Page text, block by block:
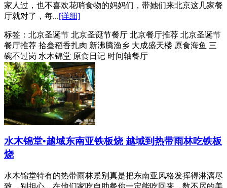
家人过，也不喜欢花哨食物的妈妈们，带她们来北京这几家餐
厅就对了，每...[详细]
标签： 北京圣诞节 北京圣诞节餐厅 北京餐厅推荐 北京圣诞节
餐厅推荐 拾叁稻香扎肉 新沸腾渔乡 大成盛天楼 原食海鱼 三
碗不过岗 水木锦堂 原食日记 时间轴餐厅
水木锦堂•越域东南亚铁板烧 越域到热带雨林吃铁板
烧
水木锦堂特有的热带雨林景别真是把东南亚风格发挥得淋漓尽
致，别担心，在他们家吃自助餐你一定能吃回来，数不尽的美